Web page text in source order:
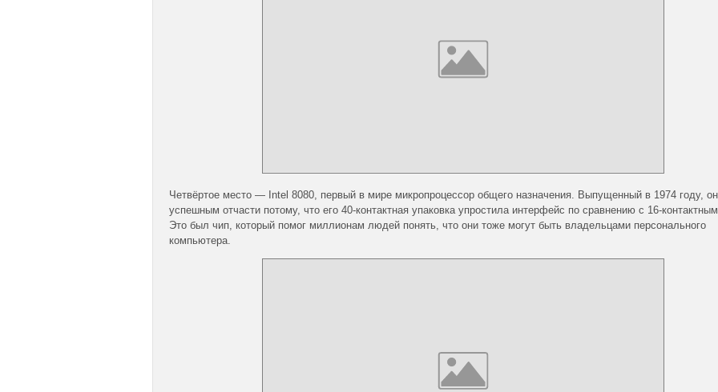
Четвёртое место — Intel 8080, первый в мире микропроцессор общего назначения. Выпущенный в 1974 году,
успешным отчасти потому, что его 40-контактная упаковка упростила интерфейс по сравнению с 16-
Это был чип, который помог миллионам людей понять, что они тоже могут быть владельцами персонального
компьютера.